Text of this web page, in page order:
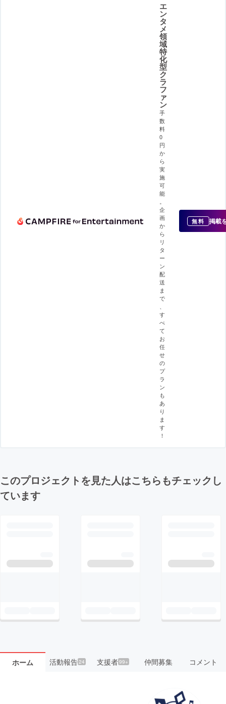
エ
ン
タ
メ
領
域
特
化
型
ク
ラ
フ
ァ
ン
手
数
料
0
円
か
ら
実
施
可
能
。
企
画
か
ら
リ
タ
ー
ン
配
送
ま
で
、
す
べ
て
お
任
せ
の
プ
ラ
ン
も
あ
り
ま
す
！
無料 掲載
このプロジェクトを見た人はこちらもチェックし
ています
ホーム 活動報告24 支援者99+ 仲間募集 コメント